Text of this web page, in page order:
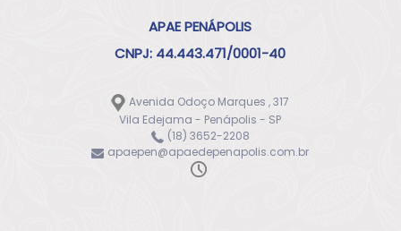
APAE PENÁPOLIS
CNPJ: 44.443.471/0001-40
Avenida Odoço Marques , 317
Vila Edejama - Penápolis - SP
(18) 3652-2208
apaepen@apaedepenapolis.com.br